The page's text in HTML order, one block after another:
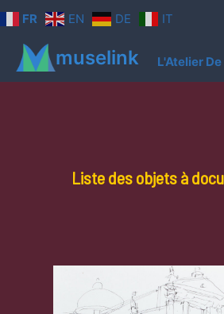
Aller
au
contenu
FR EN DE IT
muselink L'Atelier
Liste des objets à